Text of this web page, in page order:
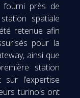
fourni près de
spatiale
retenue afin
pour la
ainsi que
station
sur l’expertise
turinois ont